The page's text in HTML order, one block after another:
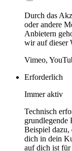
Durch das
oder andere
Anbietern
wir auf dieser
Vimeo,
Erforderlich
Immer aktiv
Technisch
grundlegende
Beispiel dazu,
dich in dein
auf dich ist